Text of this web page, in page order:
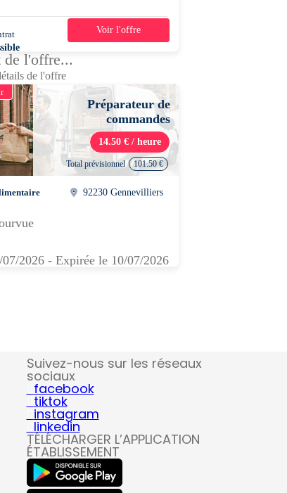
35h/semaine
Voir l'offre
de l'offre...
de l'offre
Préparateur de
commandes
14.50 € / heure
Total prévisionnel 101.50 €
92230 Gennevilliers
2026 - Expirée le 10/07/2026
Suivez-nous sur les réseaux
sociaux
facebook
tiktok
instagram
linkedin
TÉLÉCHARGER L’APPLICATION
ÉTABLISSEMENT